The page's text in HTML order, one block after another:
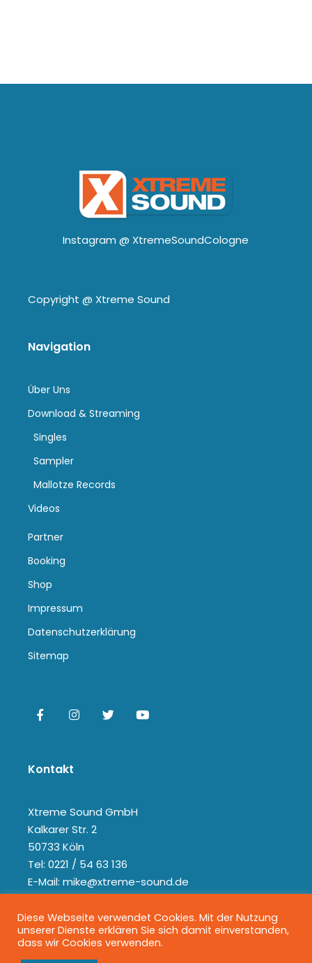
Instagram @ XtremeSoundCologne
Copyright @ Xtreme Sound
Navigation
Über Uns
Download & Streaming
Singles
Sampler
Mallotze Records
Videos
Partner
Booking
Shop
Impressum
Datenschutzerklärung
Sitemap
Kontakt
Xtreme Sound GmbH
Kalkarer Str. 2
50733 Köln
Tel: 0221 / 54 63 136
E-Mail: mike@xtreme-sound.de
Diese Webseite verwendet Cookies. Mit der Nutzung
unserer Dienste erklären Sie sich damit einverstanden,
dass wir Cookies verwenden.